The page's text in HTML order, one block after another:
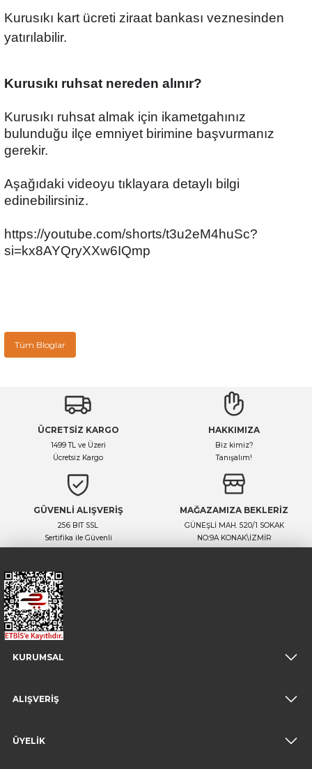
Kurusıkı kart ücreti ziraat bankası veznesinden
yatırılabilir.
Kurusıkı ruhsat nereden alınır?
Kurusıkı ruhsat almak için ikametgahınız
bulunduğu ilçe emniyet birimine başvurmanız
gerekir.
Aşağıdaki videoyu tıklayara detaylı bilgi
edinebilirsiniz.
https://youtube.com/shorts/t3u2eM4huSc?
si=kx8AYQryXXw6IQmp
Tüm Bloglar
ÜCRETSİZ KARGO
1499 TL ve Üzeri
Ücretsiz Kargo
HAKKIMIZA
Biz kimiz?
Tanışalım!
GÜVENLİ ALIŞVERİŞ
256 BIT SSL
Sertifika ile Güvenli
MAĞAZAMIZA BEKLERİZ
GÜNEŞLİ MAH. 520/1 SOKAK
NO:9A KONAK\İZMİR
KURUMSAL
ALIŞVERİŞ
ÜYELİK